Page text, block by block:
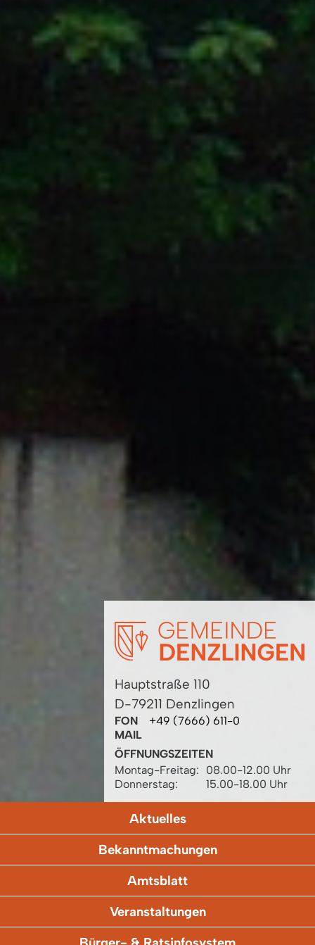
Hauptstraße 110
D-79211 Denzlingen
FON
+49 (7666) 611-0
MAIL
ÖFFNUNGSZEITEN
Montag-Freitag:
08.00-12.00 Uhr
Donnerstag:
15.00-18.00 Uhr
Aktuelles
Bekanntmachungen
Amtsblatt
Veranstaltungen